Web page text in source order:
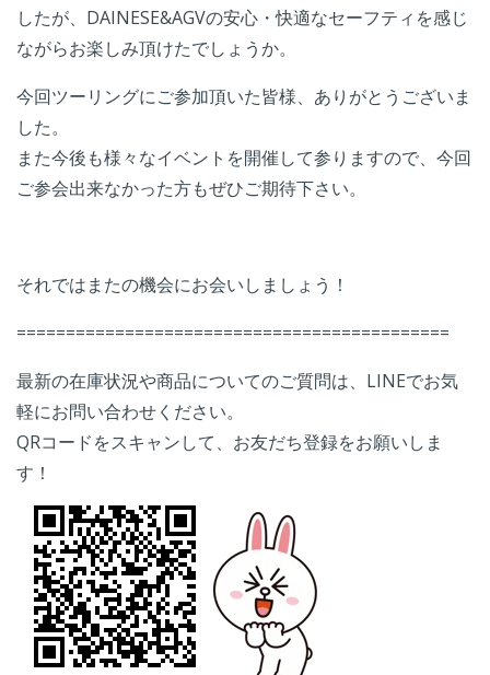
したが、DAINESE&AGVの安心・快適なセーフティを感じ
ながらお楽しみ頂けたでしょうか。
今回ツーリングにご参加頂いた皆様、ありがとうございま
した。
また今後も様々なイベントを開催して参りますので、今回
ご参会出来なかった方もぜひご期待下さい。
それではまたの機会にお会いしましょう！
============================================
最新の在庫状況や商品についてのご質問は、LINEでお気
軽にお問い合わせください。
QRコードをスキャンして、お友だち登録をお願いしま
す！